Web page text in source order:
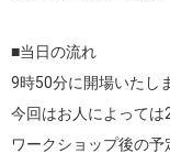
■当日の流れ
9時50分に開場いたし
今回はお人によっては
ワークショップ後の予